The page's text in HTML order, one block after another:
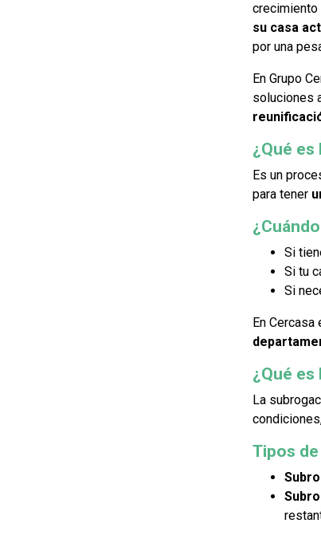
crecimiento
su casa
por una
En Grupo
soluciones
¿Qué
Es un
para tener
Si
Si tu
Si
En
¿Qué
La
Tipos